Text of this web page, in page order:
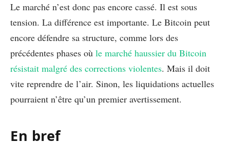
Le marché n’est donc pas encore cassé. Il est sous
tension. La différence est importante. Le Bitcoin peut
encore défendre sa structure, comme lors des
précédentes phases où le marché haussier du Bitcoin
résistait malgré des corrections violentes. Mais il doit
vite reprendre de l’air. Sinon, les liquidations actuelles
pourraient n’être qu’un premier avertissement.
En bref